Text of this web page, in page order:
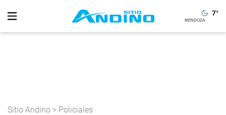
7°
Sitio Andino > Policiales